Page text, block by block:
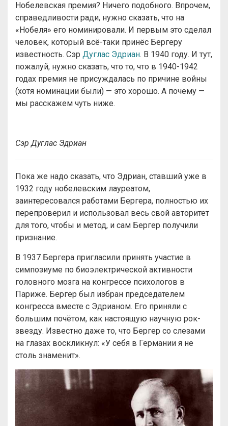
Нобелевская премия? Ничего подобного. Впрочем,
справедливости ради, нужно сказать, что на
«Нобеля» его номинировали. И первым это сделал
человек, который всё-таки принёс Бергеру
известность. Сэр Дуглас Эдриан. В 1940 году. И тут,
пожалуй, нужно сказать, что то, что в 1940-1942
годах премия не присуждалась по причине войны
(хотя номинации были) — это хорошо. А почему —
мы расскажем чуть ниже.
Сэр Дуглас Эдриан
Пока же надо сказать, что Эдриан, ставший уже в
1932 году нобелевским лауреатом,
заинтересовался работами Бергера, полностью их
перепроверил и использовал весь свой авторитет
для того, чтобы и метод, и сам Бергер получили
признание.
В 1937 Бергера пригласили принять участие в
симпозиуме по биоэлектрической активности
головного мозга на конгрессе психологов в
Париже. Бергер был избран председателем
конгресса вместе с Эдрианом. Его приняли с
большим почётом, как настоящую научную рок-
звезду. Известно даже то, что Бергер со слезами
на глазах воскликнул: «У себя в Германии я не
столь знаменит».